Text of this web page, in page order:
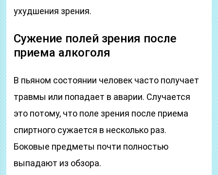
ухудшения зрения.
Сужение полей зрения после
приема алкоголя
В пьяном состоянии человек часто получает
травмы или попадает в аварии. Случается
это потому, что поле зрения после приема
спиртного сужается в несколько раз.
Боковые предметы почти полностью
выпадают из обзора.